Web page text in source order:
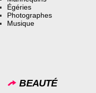
Égéries
Photographes
Musique
BEAUTÉ